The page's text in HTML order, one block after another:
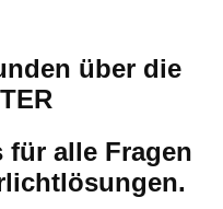
über die
für alle Fragen